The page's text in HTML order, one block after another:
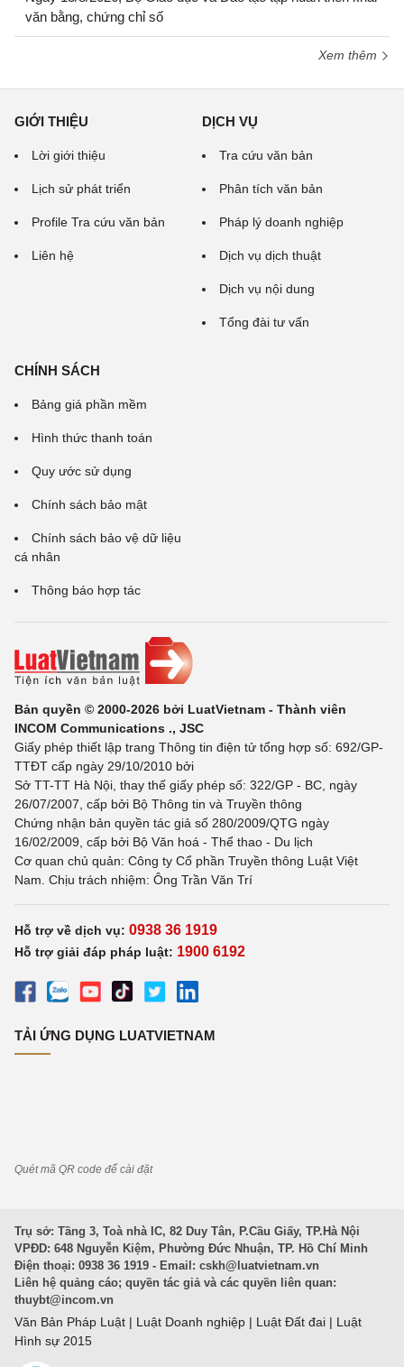
văn bằng, chứng chỉ số
Xem thêm
GIỚI THIỆU
Lời giới thiệu
Lịch sử phát triển
Profile Tra cứu văn bản
Liên hệ
DỊCH VỤ
Tra cứu văn bản
Phân tích văn bản
Pháp lý doanh nghiệp
Dịch vụ dịch thuật
Dịch vụ nội dung
Tổng đài tư vấn
CHÍNH SÁCH
Bảng giá phần mềm
Hình thức thanh toán
Quy ước sử dụng
Chính sách bảo mật
Chính sách bảo vệ dữ liệu
cá nhân
Thông báo hợp tác
Bản quyền © 2000-2026 bởi LuatVietnam - Thành viên
INCOM Communications ., JSC
Giấy phép thiết lập trang Thông tin điện tử tổng hợp số: 692/GP-
TTĐT cấp ngày 29/10/2010 bởi
Sở TT-TT Hà Nội, thay thế giấy phép số: 322/GP - BC, ngày
26/07/2007, cấp bởi Bộ Thông tin và Truyền thông
Chứng nhận bản quyền tác giả số 280/2009/QTG ngày
16/02/2009, cấp bởi Bộ Văn hoá - Thể thao - Du lịch
Cơ quan chủ quản: Công ty Cổ phần Truyền thông Luật Việt
Nam. Chịu trách nhiệm: Ông Trần Văn Trí
Hỗ trợ về dịch vụ: 0938 36 1919
Hỗ trợ giải đáp pháp luật: 1900 6192
TẢI ỨNG DỤNG LUATVIETNAM
Quét mã QR code để cài đặt
Trụ sở: Tầng 3, Toà nhà IC, 82 Duy Tân, P.Cầu Giấy, TP.Hà Nội
VPĐD: 648 Nguyễn Kiệm, Phường Đức Nhuận, TP. Hồ Chí Minh
Điện thoại: 0938 36 1919 - Email: cskh@luatvietnam.vn
Liên hệ quảng cáo; quyền tác giả và các quyền liên quan:
thuybt@incom.vn
Văn Bản Pháp Luật | Luật Doanh nghiệp | Luật Đất đai | Luật
Hình sự 2015